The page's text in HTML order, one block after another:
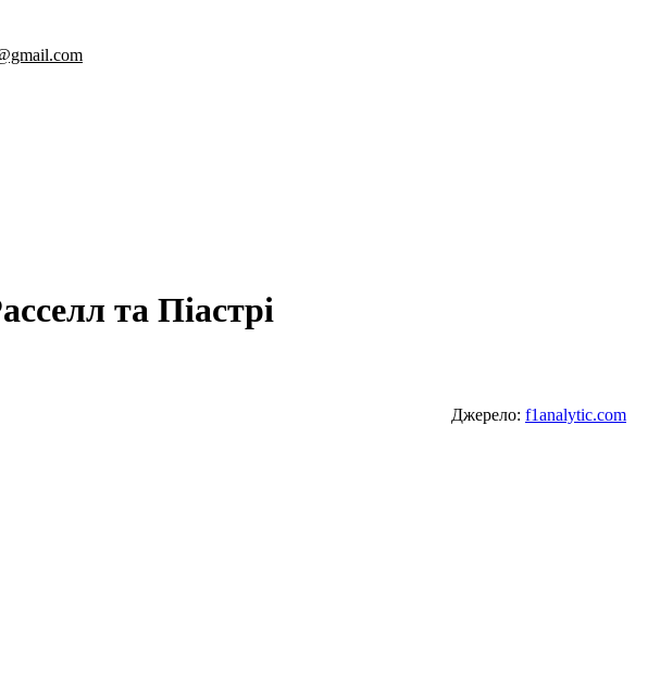
та Піастрі
Джерело: f1analytic.com